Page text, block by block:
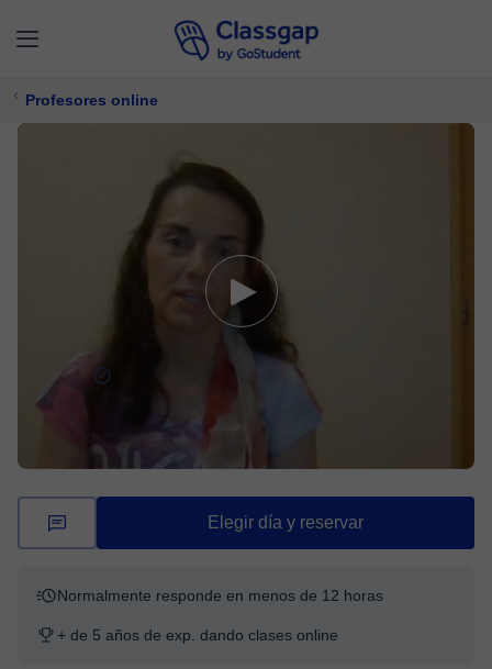
Profesores online
Ainhoa
0 clases
Euskera
Ofrece prueba gratuita
Elegir día y reservar
Normalmente responde en menos de 12 horas
+ de 5 años de exp. dando clases online